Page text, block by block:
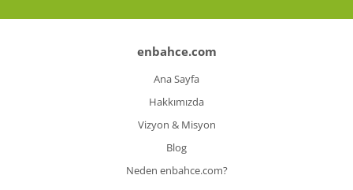
enbahce.com
Ana Sayfa
Hakkımızda
Vizyon & Misyon
Blog
Neden enbahce.com?